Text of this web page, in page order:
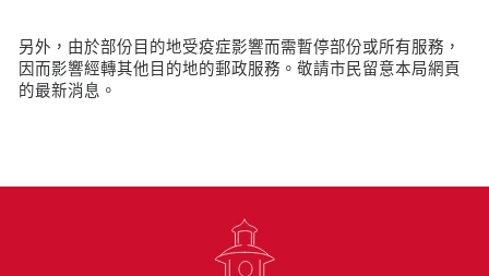
另外，由於部份目的地受疫症影響而需暫停部份或所有服務，
因而影響經轉其他目的地的郵政服務。敬請市民留意本局網頁
的最新消息。